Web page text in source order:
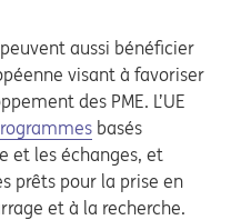
aussi bénéficier
visant à favoriser
des PME. L’UE
basés
et les échanges, et
prêts pour la prise en
et à la recherche.